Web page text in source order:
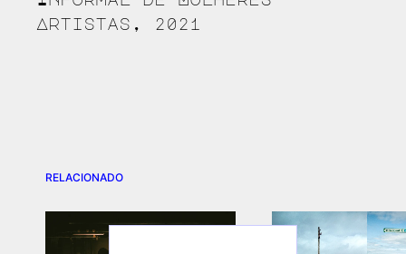
Artistas, 2021
RELACIONADO